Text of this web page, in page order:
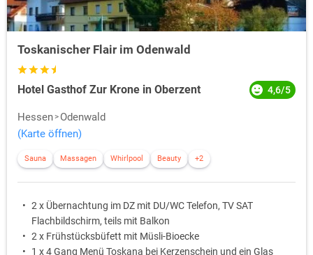
Toskanischer Flair im Odenwald
Hotel Gasthof Zur Krone in Oberzent 4,6/5
Hessen
Odenwald
(Karte öffnen)
Sauna Massagen Whirlpool Beauty +2
2 x Übernachtung im DZ mit DU/WC Telefon, TV SAT
Flachbildschirm, teils mit Balkon
2 x Frühstücksbüfett mit Müsli-Bioecke
1 x 4 Gang Menü Toskana bei Kerzenschein und ein Glas